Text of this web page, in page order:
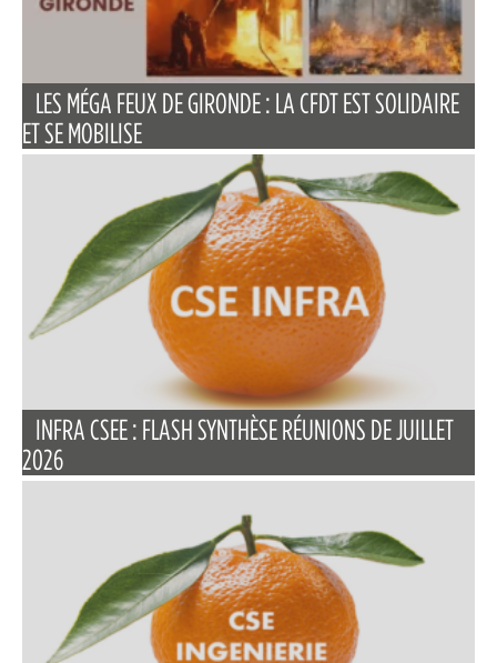
LES MÉGA FEUX DE GIRONDE : LA CFDT EST SOLIDAIRE
ET SE MOBILISE
INFRA CSEE : FLASH SYNTHÈSE RÉUNIONS DE JUILLET
2026